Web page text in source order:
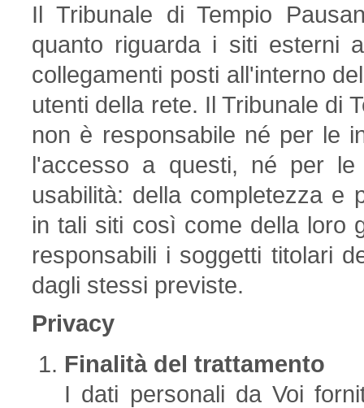
Il Tribunale di Tempio
quanto riguarda i siti esterni
collegamenti posti all'interno
utenti della rete. Il Tribunale di
non è responsabile né per le
l'accesso a questi, né per le
usabilità: della completezza e
in tali siti così come della loro
responsabili i soggetti titolari
dagli stessi previste.
Privacy
Finalità del trattamento
I dati personali da Voi